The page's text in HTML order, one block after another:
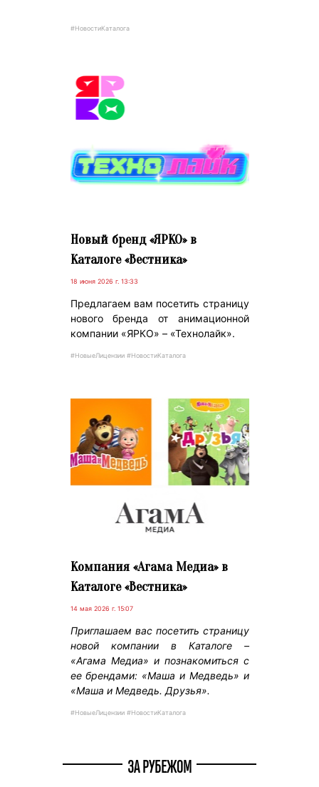
#НовостиКаталога
Новый бренд «ЯРКО» в
Каталоге «Вестника»
18 июня 2026 г. 13:33
Предлагаем вам посетить страницу
нового бренда от анимационной
компании «ЯРКО» – «Технолайк».
#НовыеЛицензии #НовостиКаталога
Компания «Агама Медиа» в
Каталоге «Вестника»
14 мая 2026 г. 15:07
Приглашаем вас посетить страницу
новой компании в Каталоге –
«Агама Медиа» и познакомиться с
ее брендами: «Маша и Медведь» и
«Маша и Медведь. Друзья».
#НовыеЛицензии #НовостиКаталога
ЗА РУБЕЖОМ